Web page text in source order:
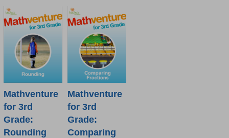
Mathventure
for 3rd
Grade:
Rounding
Mathventure
for 3rd
Grade:
Comparing